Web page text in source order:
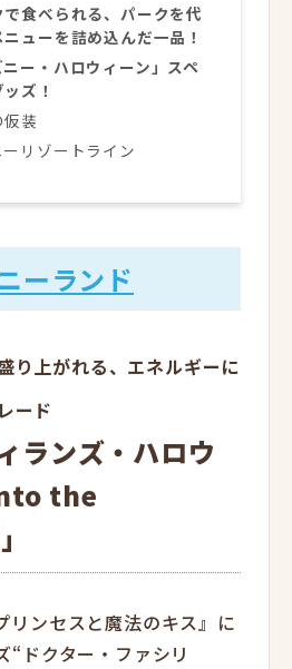
食べられる、パークを代
ューを詰め込んだ一品！
ニー・ハロウィーン」スペ
ズ！
装
リゾートライン
ーランド
り上がれる、エネルギーに
ード
ランズ・ハロウ
the
リンセスと魔法のキス』に
“ドクター・ファシリ